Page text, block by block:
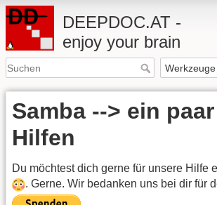
DEEPDOC.AT -
enjoy your brain
Samba --> ein
Hilfen
Du möchtest dich gerne für unsere Hilfe
. Gerne. Wir bedanken uns bei dir für